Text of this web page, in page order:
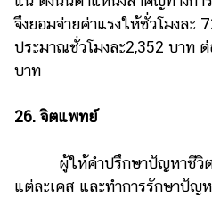
จึงยอมจ่ายค่าแรงให้ชั่วโมงละ
ประมาณชั่วโมงละ​ 2,352 บาท
บาท
26. จิตแพทย์
ผู้ให้คำปรึกษาปัญหาชีวิต
แต่ละเคส และทำการรักษาปัญ